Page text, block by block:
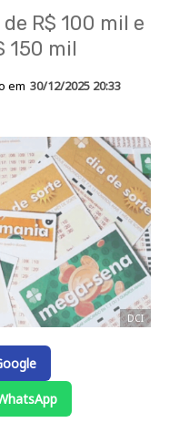
R$ 100 mil e
150 mil
em 30/12/2025 20:33
DCI